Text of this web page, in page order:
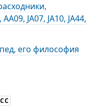
JA07, JA10, JA44,
его философия